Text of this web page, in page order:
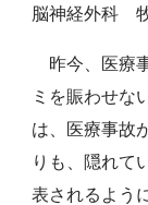
脳神経外科
昨今、医療
ミを賑わせな
は、医療事故
りも、隠れて
表されるよう